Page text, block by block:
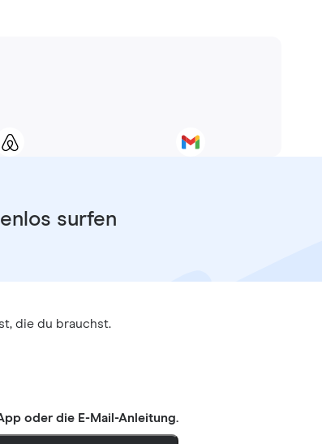
surfen
die du brauchst.
oder die E-Mail-Anleitung.